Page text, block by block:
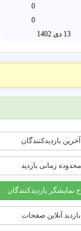
0
0
13 دی 1402
آخرین بازدیدکنندگان
محدوده زمانی بازديد
نمایشگر بازدیدکنندگان
بازدید آنلاین صفحات